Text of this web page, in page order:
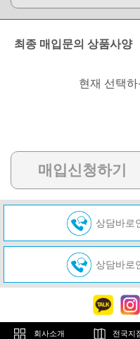
최종 매입문의 상품사양
현재 선택
매입신청하기
상담바로
상담바로
회사소개 전국지